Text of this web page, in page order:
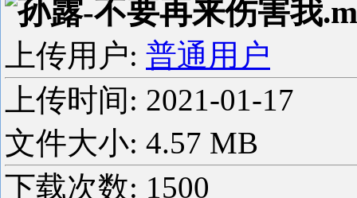
孙露-不要再来伤害我
上传用户: 普通用户
上传时间: 2021-01-17
文件大小: 4.57 MB
下载次数: 1500